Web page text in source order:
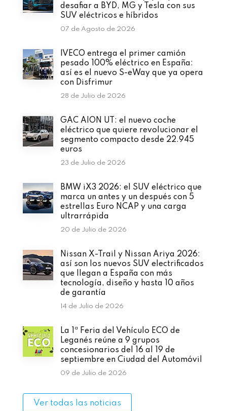
desafiar a BYD, MG y Tesla con sus
SUV eléctricos e híbridos
07 de Agosto de 2026
IVECO entrega el primer camión
pesado 100% eléctrico en España:
así es el nuevo S-eWay que ya opera
con Disfrimur
28 de Julio de 2026
GAC AION UT: el nuevo coche
eléctrico que quiere revolucionar el
segmento compacto desde 22.945
euros
23 de Julio de 2026
BMW iX3 2026: el SUV eléctrico que
marca un antes y un después con 5
estrellas Euro NCAP y una carga
ultrarrápida
20 de Julio de 2026
Nissan X-Trail y Nissan Ariya 2026:
así son los nuevos SUV electrificados
que llegan a España con más
tecnología, diseño y hasta 10 años
de garantía
14 de Julio de 2026
La 1ª Feria del Vehículo ECO de
Leganés reúne a 9 grupos
concesionarios del 16 al 19 de
septiembre en Ciudad del Automóvil
09 de Julio de 2026
Ver todas las noticias